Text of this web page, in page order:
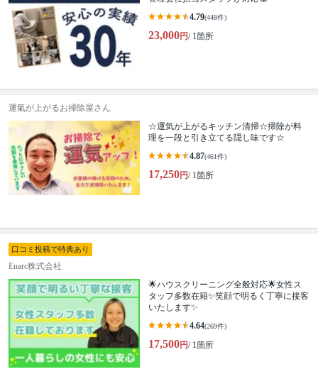
4.79(448件)
23,000円/ 1箇所
運氣が上がるお掃除屋さん
☆運気が上がるキッチン清掃☆掃除が料
理を一段と引き立てる隠し味です☆
4.87(461件)
17,250円/ 1箇所
口コミ投稿で特典あり
Enarc株式会社
🌟ハウスクリーニング全般対応🌟女性ス
タッフ多数在籍✨笑顔で明るく丁寧に接客
いたします✨
4.64(269件)
17,500円/ 1箇所